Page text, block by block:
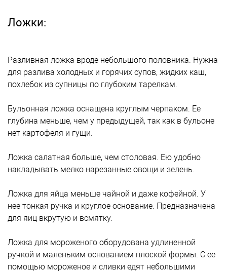
Ложки:
Разливная ложка вроде небольшого половника. Нужна
для разлива холодных и горячих супов, жидких каш,
похлебок из супницы по глубоким тарелкам.
Бульонная ложка оснащена круглым черпаком. Ее
глубина меньше, чем у предыдущей, так как в бульоне
нет картофеля и гущи.
Ложка салатная больше, чем столовая. Ею удобно
накладывать мелко нарезанные овощи и зелень.
Ложка для яйца меньше чайной и даже кофейной. У
нее тонкая ручка и круглое основание. Предназначена
для яиц вкрутую и всмятку.
Ложка для мороженого оборудована удлиненной
ручкой и маленьким основанием плоской формы. С ее
помощью мороженое и сливки едят небольшими